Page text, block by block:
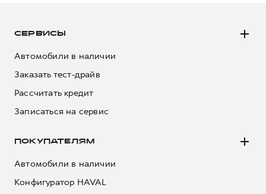
СЕРВИСЫ
Автомобили в наличии
Заказать тест-драйв
Рассчитать кредит
Записаться на сервис
ПОКУПАТЕЛЯМ
Автомобили в наличии
Конфигуратор HAVAL